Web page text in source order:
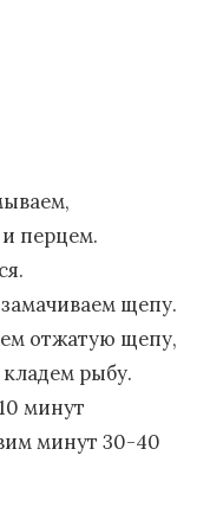
перцем.
щепу.
отжатую щепу,
рыбу.
минут
минут 30-40